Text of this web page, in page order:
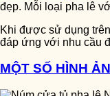
đẹp. Mỗi loại pha lê
Khi được sử dụng
đáp ứng với nhu cầu
MỘT SỐ HÌNH